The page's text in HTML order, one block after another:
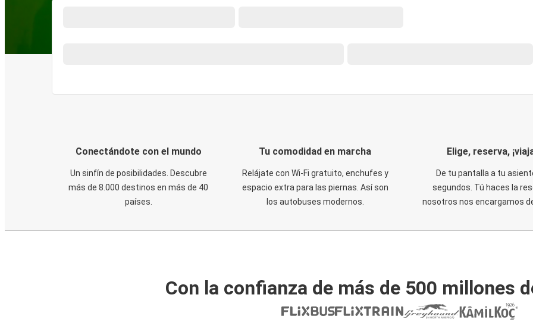
Conectándote con el mundo
Un sinfín de posibilidades. Descubre
más de 8.000 destinos en más de 40
países.
Tu comodidad en marcha
Relájate con Wi-Fi gratuito, enchufes y
espacio extra para las piernas. Así son
los autobuses modernos.
Elige, reserva,
De tu pantalla a tu
segundos. Tú haces la
nosotros nos encargamos
Con la confianza de más de 500 millones